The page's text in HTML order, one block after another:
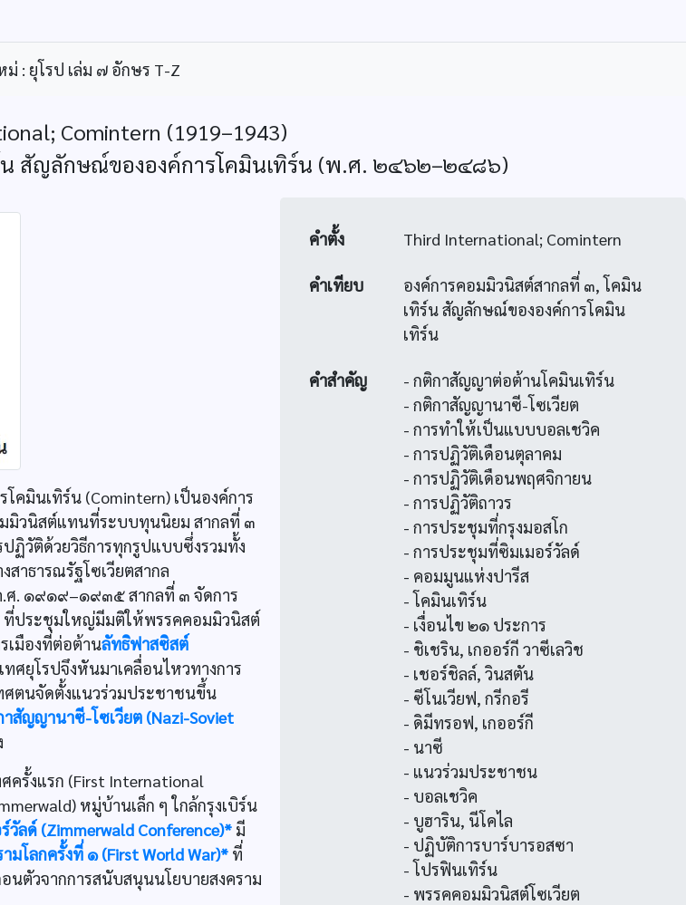
: ยุโรป เล่ม ๗ อักษร T-Z
Comintern (1919–1943)
สัญลักษณ์ขององค์การโคมินเทิร์น (พ.ศ. ๒๔๖๒–๒๔๘๖)
คมินเทิร์น (Comintern) เป็นองค์การ
มมิวนิสต์แทนที่ระบบทุนนิยม สากลที่ ๓
ฏิวัติด้วยวิธีการทุกรูปแบบซึ่งรวมทั้ง
าธารณรัฐโซเวียตสากล
.ศ. ๑๙๑๙–๑๙๓๕ สากลที่ ๓ จัดการ
ที่ประชุมใหญ่มีมติให้พรรคคอมมิวนิสต์
เมืองที่ต่อต้านลัทธิฟาสซิสต์
ศยุโรปจึงหันมาเคลื่อนไหวทางการ
ศตนจัดตั้งแนวร่วมประชาชนขึ้น
าสัญญานาซี-โซเวียต (Nazi-Soviet
ครั้งแรก (First International
หมู่บ้านเล็ก ๆ ใกล้กรุงเบิร์น
ลด์ (Zimmerwald Conference)* มี
ามโลกครั้งที่ ๑ (First World War)* ที่
นตัวจากการสนับสนุนนโยบายสงคราม
คำตั้ง Third International; Comintern
คำเทียบ
องค์การคอมมิวนิสต์สากลที่ ๓, โคมิน
เทิร์น สัญลักษณ์ขององค์การโคมิน
เทิร์น
คำสำคัญ
- กติกาสัญญาต่อต้านโคมินเทิร์น
- กติกาสัญญานาซี-โซเวียต
- การทำให้เป็นแบบบอลเชวิค
- การปฏิวัติเดือนตุลาคม
- การปฏิวัติเดือนพฤศจิกายน
- การปฏิวัติถาวร
- การประชุมที่กรุงมอสโก
- การประชุมที่ซิมเมอร์วัลด์
- คอมมูนแห่งปารีส
- โคมินเทิร์น
- เงื่อนไข ๒๑ ประการ
- ชิเชริน, เกออร์กี วาซีเลวิช
- เชอร์ชิลล์, วินสตัน
- ซีโนเวียฟ, กรีกอรี
- ดิมีทรอฟ, เกออร์กี
- นาซี
- แนวร่วมประชาชน
- บอลเชวิค
- บูฮาริน, นีโคไล
- ปฏิบัติการบาร์บารอสซา
- โปรฟินเทิร์น
- พรรคคอมมิวนิสต์โซเวียต